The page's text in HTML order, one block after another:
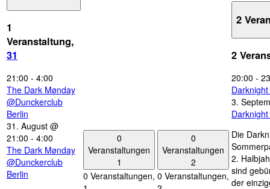
1
Veranstaltung,
31
21:00 - 4:00
The Dark Mønday
@Dunckerclub
Berlin
31. August @
21:00 - 4:00
The Dark Mønday
@Dunckerclub
Berlin
0
Veranstaltungen
1
0 Veranstaltungen,
0
Veranstaltungen
2
0 Veranstaltungen,
2
2
20:00 -
3.
Die
2.
sind
der